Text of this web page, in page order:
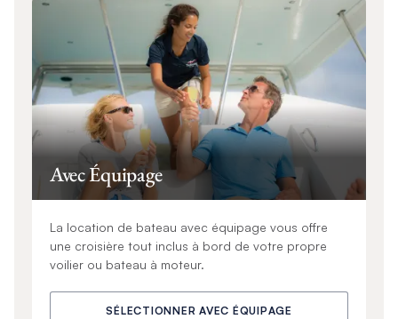
Avec Équipage
La location de bateau avec équipage vous offre
une croisière tout inclus à bord de votre propre
voilier ou bateau à moteur.
SÉLECTIONNER AVEC ÉQUIPAGE